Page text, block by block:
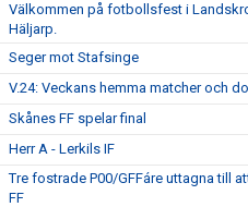
Välkommen på fotbollsfest i
Häljarp.
Seger mot Stafsinge
V.24: Veckans hemma matcher och
Skånes FF spelar final
Herr A - Lerkils IF
Tre fostrade P00/GFFáre uttagna till
FF